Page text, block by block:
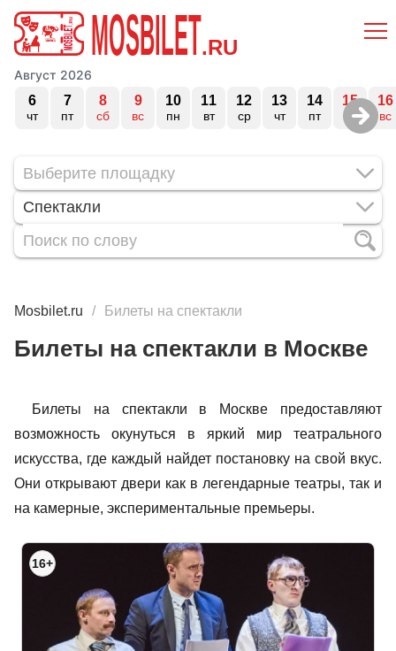
MOSBILET.RU
Август 2026
6
чт
7
пт
8
сб
9
вс
10
пн
11
вт
12
ср
13
чт
14
пт
15
сб
16
вс
Спектакли
Mosbilet.ru Билеты на спектакли
Билеты на спектакли в Москве
Билеты на спектакли в Москве предоставляют
возможность окунуться в яркий мир театрального
искусства, где каждый найдет постановку на свой вкус.
Они открывают двери как в легендарные театры, так и
на камерные, экспериментальные премьеры.
16+